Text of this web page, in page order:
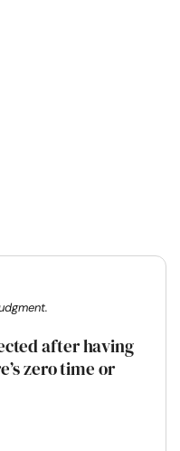
after having
zero time or